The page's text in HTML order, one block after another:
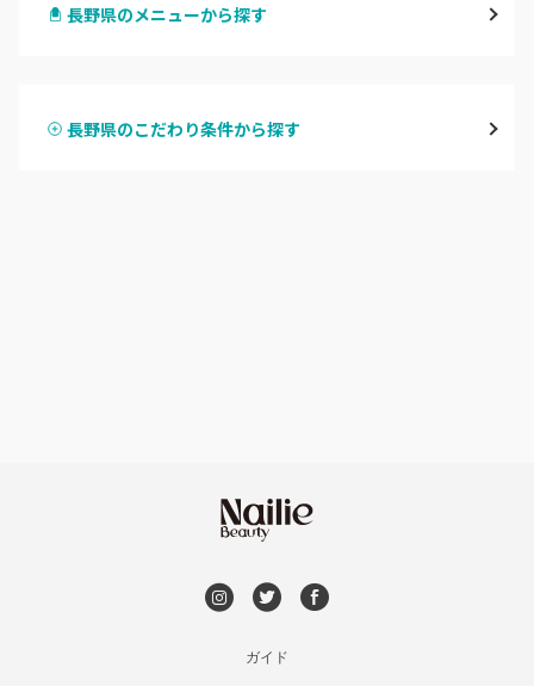
松本・塩尻
長野県のメニューから探す
ハンドスカルプ
長野県のこだわり条件から探す
ガイド